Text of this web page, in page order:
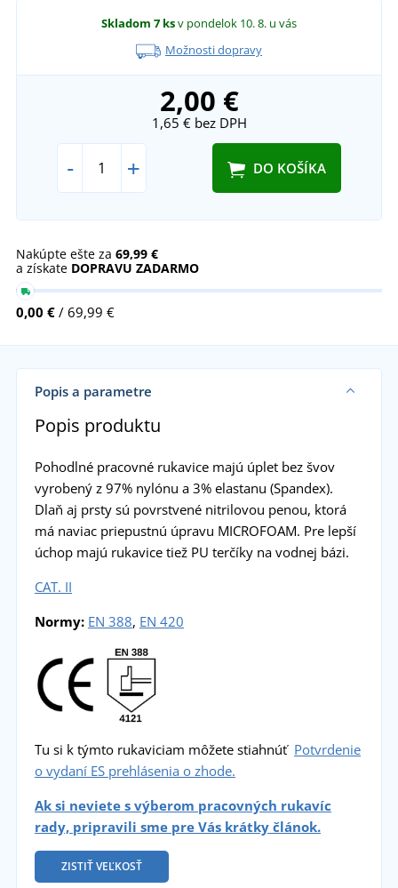
Skladom 7 ksv pondelok 10. 8. u vás
Možnosti dopravy
2,00 €
1,65 €bez DPH
- + DO KOŠÍKA
Nakúpte ešte za 69,99 €
a získate DOPRAVU ZADARMO
0,00 € / 69,99 €
Popis a parametre
Popis produktu
Pohodlné pracovné rukavice majú úplet bez švov
vyrobený z 97% nylónu a 3% elastanu (Spandex).
Dlaň aj prsty sú povrstvené nitrilovou penou, ktorá
má naviac priepustnú úpravu MICROFOAM. Pre lepší
úchop majú rukavice tiež PU terčíky na vodnej bázi.
CAT. II
Normy: EN 388, EN 420
Tu si k týmto rukaviciam môžete stiahnúť Potvrdenie
o vydaní ES prehlásenia o zhode.
Ak si neviete s výberom pracovných rukavíc
rady, pripravili sme pre Vás krátky článok.
ZISTIŤ VEĽKOSŤ